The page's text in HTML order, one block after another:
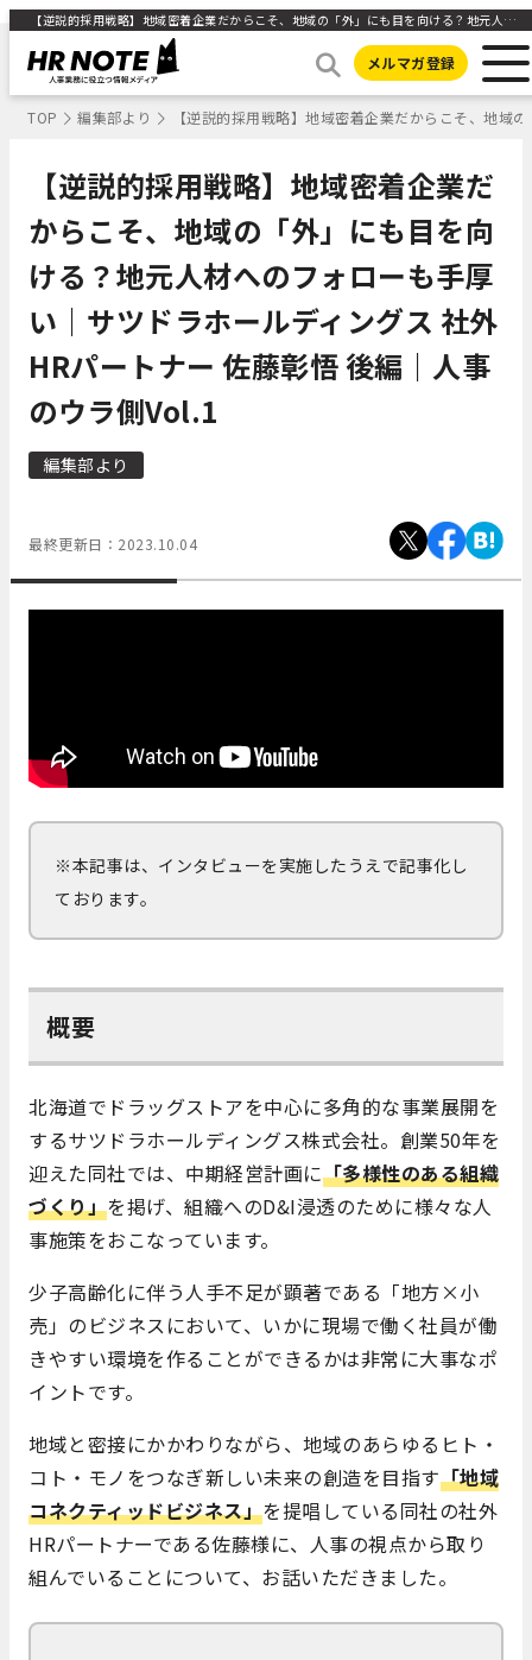
【逆説的採用戦略】地域密着企業だからこそ、地域の「外」にも目を向ける？地元人材へのフォローも手厚い｜サツドラホールディングス 社外HRパートナー 佐藤彰悟 後編｜人事のウラ側Vol.1 ｜HR NOTE
メルマガ登録
TOP 編集部より 【逆説的採用戦略】地域密着企業だからこそ、地域
【逆説的採用戦略】地域密着企業だ
からこそ、地域の「外」にも目を向
ける？地元人材へのフォローも手厚
い｜サツドラホールディングス 社外
HRパートナー 佐藤彰悟 後編｜人事
のウラ側Vol.1
編集部より
最終更新日： 2023.10.04
※本記事は、インタビューを実施したうえで記事化し
ております。
概要
北海道でドラッグストアを中心に多角的な事業展開を
するサツドラホールディングス株式会社。創業50年を
迎えた同社では、中期経営計画に「多様性のある組織
づくり」を掲げ、組織へのD&I浸透のために様々な人
事施策をおこなっています。
少子高齢化に伴う人手不足が顕著である「地方×小
売」のビジネスにおいて、いかに現場で働く社員が働
きやすい環境を作ることができるかは非常に大事なポ
イントです。
地域と密接にかかわりながら、地域のあらゆるヒト・
コト・モノをつなぎ新しい未来の創造を目指す「地域
コネクティッドビジネス」を提唱している同社の社外
HRパートナーである佐藤様に、人事の視点から取り
組んでいることについて、お話いただきました。